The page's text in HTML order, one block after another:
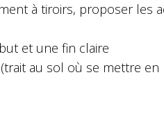
à tiroirs, proposer les
et une fin claire
au sol où se mettre